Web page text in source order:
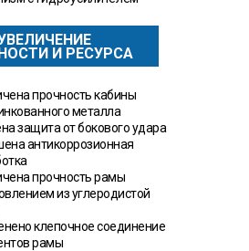
И РЕСУРСА
прочность кабины
металла
защита от бокового удара
антикоррозионная
прочность рамы
из углеродистой
клепочное соединение
рамы